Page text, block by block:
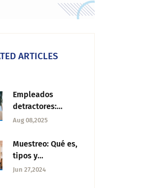
ARTICLES
Empleados
detractores:
Características y
Aug 08,2025
Muestreo: Qué es,
tipos y
características
Jun 27,2024